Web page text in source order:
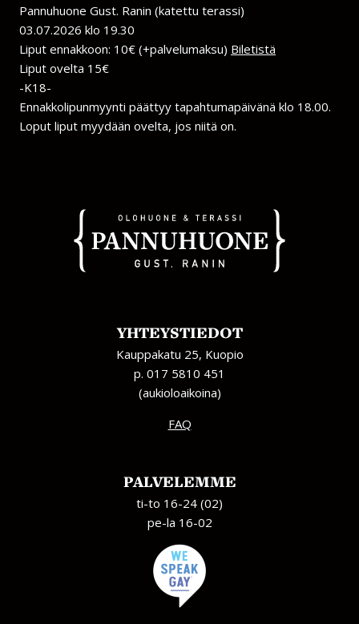
Pannuhuone Gust. Ranin (katettu terassi)
03.07.2026 klo 19.30
Liput ennakkoon: 10€ (+palvelumaksu) Biletistä
Liput ovelta 15€
-K18-
Ennakkolipunmyynti päättyy tapahtumapäivänä klo 18.00.
Loput liput myydään ovelta, jos niitä on.
YHTEYSTIEDOT
Kauppakatu 25, Kuopio
p. 017 5810 451
(aukioloaikoina)
FAQ
PALVELEMME
ti-to 16-24 (02)
pe-la 16-02